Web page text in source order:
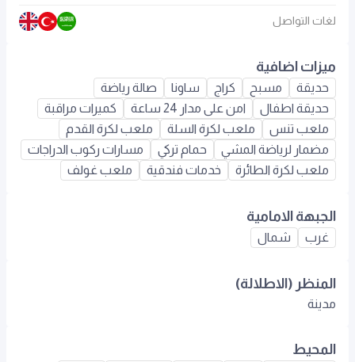
لغات التواصل
ميزات اضافية
حديقة مسبح كراج ساونا
صالة رياضة
حديقة اطفال
امن على مدار 24 ساعة
كميرات مراقبة
ملعب تنس
ملعب لكرة السلة
ملعب لكرة القدم
مضمار لرياضة المشي
حمام تركي
مسارات ركوب الدراجات
ملعب لكرة الطائرة
خدمات فندقية ملعب غولف
الجبهة الامامية
غرب شمال
المنظر (الاطلالة)
مدينة
المحيط